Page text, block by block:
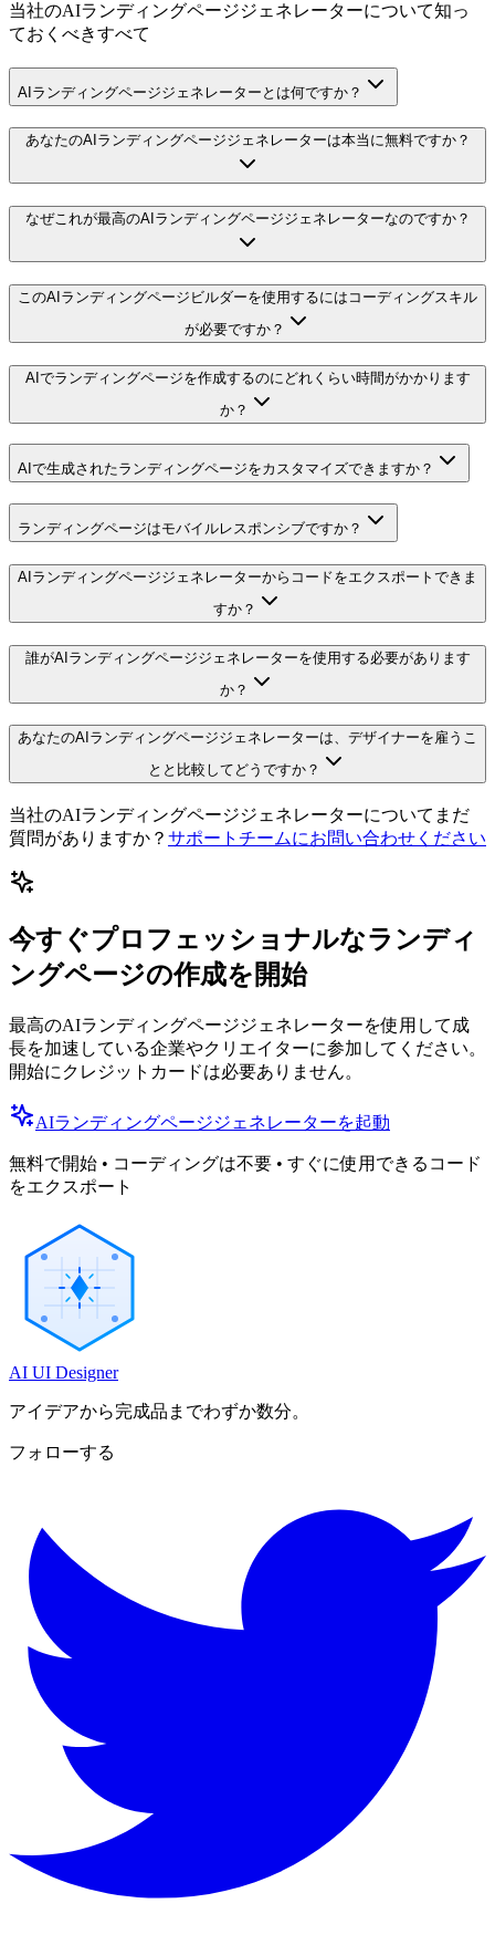
当社のAIランディングページジェネレーターについて知っ
ておくべきすべて
AIランディングページジェネレーターとは何ですか？
あなたのAIランディングページジェネレーターは本当に無料ですか？
なぜこれが最高のAIランディングページジェネレーターなのですか？
このAIランディングページビルダーを使用するにはコーディングスキル
が必要ですか？
AIでランディングページを作成するのにどれくらい時間がかかります
か？
AIで生成されたランディングページをカスタマイズできますか？
ランディングページはモバイルレスポンシブですか？
AIランディングページジェネレーターからコードをエクスポートできま
すか？
誰がAIランディングページジェネレーターを使用する必要があります
か？
あなたのAIランディングページジェネレーターは、デザイナーを雇うこ
とと比較してどうですか？
当社のAIランディングページジェネレーターについてまだ
質問がありますか？ サポートチームにお問い合わせください
今すぐプロフェッショナルなランディ
ングページの作成を開始
最高のAIランディングページジェネレーターを使用して成
長を加速している企業やクリエイターに参加してください。
開始にクレジットカードは必要ありません。
AIランディングページジェネレーターを起動
無料で開始 • コーディングは不要 • すぐに使用できるコード
をエクスポート
AI UI Designer
アイデアから完成品までわずか数分。
フォローする